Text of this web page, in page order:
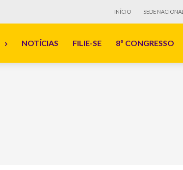
INÍCIO SEDE NACIONAL
NOTÍCIAS FILIE-SE 8º CONGRESSO